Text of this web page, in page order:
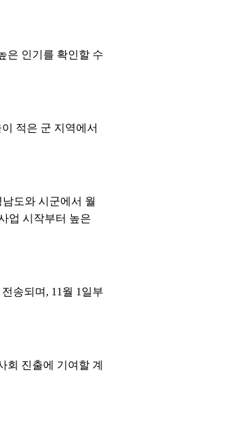
은 인기를 확인할 수
적은 군 지역에서
도와 시군에서 월
업 시작부터 높은
송되며, 11월 1일부
회 진출에 기여할 계